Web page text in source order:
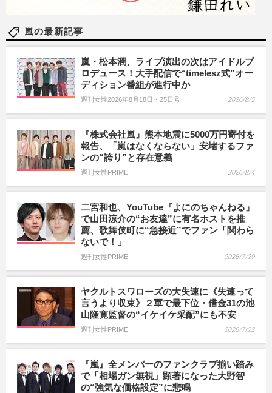
嵐の最新記事
嵐・松本潤、ライブ演出の次はアイドルプ
ロデュース！大手配信で“timelesz式”オー
ディション番組が進行中か
週刊女性2026年8月18日・25日号 2026/8/5
『株式会社嵐』熊本地震に5000万円寄付を
報告、「嵐はなくならない」安堵するファ
ンの“誇り”と存在意義
週刊女性PRIME 2026/8/4
二宮和也、YouTube『よにのちゃんねる』
で山田涼介の“お友達”に有名ホストを推
薦、歌舞伎町に“急接近”でファン「関わら
ないで！」
週刊女性PRIME 2026/7/29
ヤクルトスワローズの大失速に《失速って
言うより収束》２軍で最下位・借金31の池
山隆寛監督の“イケイケ采配”にも不安
週刊女性PRIME 2026/7/23
『嵐』全メンバーのファンクラブ揃い踏み
で「相場ガン無視」顕著になった大野智
の“強気な価格設定”に悲鳴